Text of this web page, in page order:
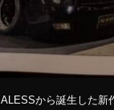
ALESSから誕生した新